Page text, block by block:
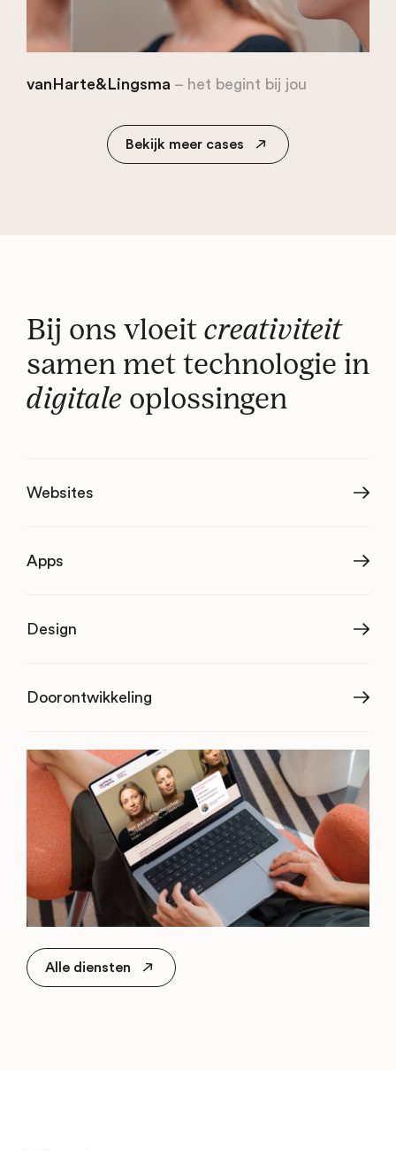
vanHarte&Lingsma – het begint bij jou
Bekijk meer cases
Bij ons vloeit creativiteit
samen met technologie in
digitale oplossingen
Websites
Apps
Design
Doorontwikkeling
Alle diensten